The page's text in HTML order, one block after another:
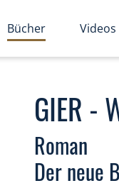
Bücher Videos
GIER -
Roman
Der neue